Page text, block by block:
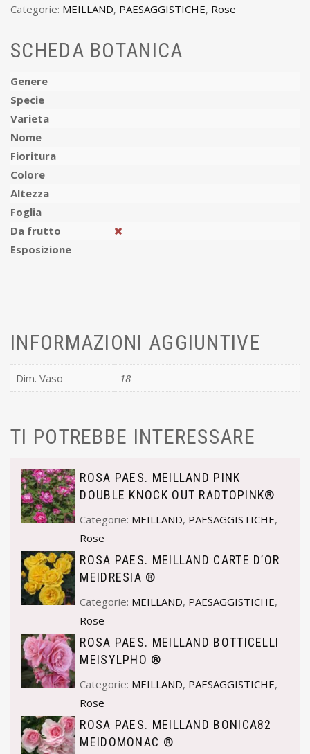
Categorie: MEILLAND, PAESAGGISTICHE, Rose
SCHEDA BOTANICA
Genere
Specie
Varieta
Nome
Fioritura
Colore
Altezza
Foglia
Da frutto
Esposizione
INFORMAZIONI AGGIUNTIVE
Dim. Vaso 18
TI POTREBBE INTERESSARE
ROSA PAES. MEILLAND PINK
DOUBLE KNOCK OUT RADTOPINK®
Categorie: MEILLAND, PAESAGGISTICHE,
Rose
ROSA PAES. MEILLAND CARTE D’OR
MEIDRESIA ®
Categorie: MEILLAND, PAESAGGISTICHE,
Rose
ROSA PAES. MEILLAND BOTTICELLI
MEISYLPHO ®
Categorie: MEILLAND, PAESAGGISTICHE,
Rose
ROSA PAES. MEILLAND BONICA82
MEIDOMONAC ®